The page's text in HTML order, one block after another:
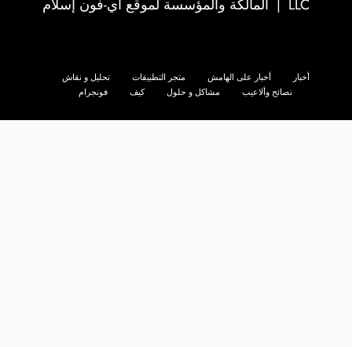
LLC | المالكة والمؤسسة لموقع آي-فون إسلام
أخبار أخبار على الهامش متجر التطبيقات
تحليل و نقاش
نصائح وألاعيب
مشاكل و حلول كيف فونجرام